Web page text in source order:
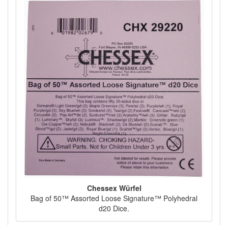
Chessex Würfel
Bag of 50™ Assorted Loose Signature™ Polyhedral
d20 Dice.